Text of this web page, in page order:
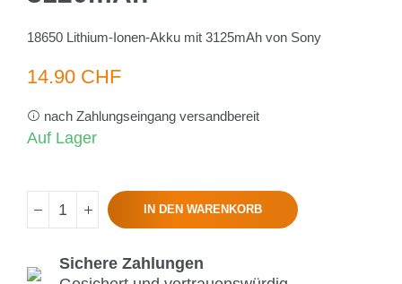
18650 Lithium-Ionen-Akku mit 3125mAh von Sony
14.90 CHF
nach Zahlungseingang versandbereit
Auf Lager
IN DEN WARENKORB
Sichere Zahlungen